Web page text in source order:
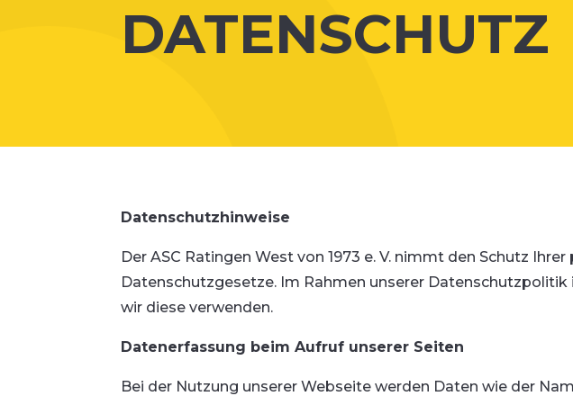
DATENSCHUTZ
Datenschutzhinweise
Der ASC Ratingen West von 1973 e. V. nimmt den Schutz
Datenschutzgesetze. Im Rahmen unserer
wir diese verwenden.
Datenerfassung beim Aufruf unserer Seiten
Bei der Nutzung unserer Webseite werden Daten wie der